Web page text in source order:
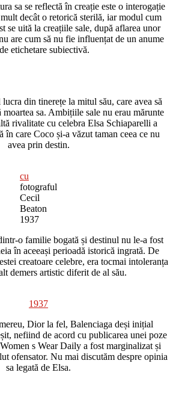
sa se reflectă în creație este o interogație
decât o retorică sterilă, iar modul cum
se uită la creațiile sale, după aflarea unor
are cum să nu fie influențat de un anume
etichetare subiectivă.
din tinerețe la mitul său, care avea să
sa. Ambițiile sale nu erau mărunte
rivalitate cu celebra Elsa Schiaparelli a
în care Coco și-a văzut taman ceea ce nu
avea prin destin.
cu
fotograful
Cecil
Beaton
1937
o familie bogată și destinul nu le-a fost
în aceeași perioadă istorică ingrată. De
creatoare celebre, era tocmai intoleranța
demers artistic diferit de al său.
1937
Dior la fel, Balenciaga deși inițial
nefiind de acord cu publicarea unei poze
s Wear Daily a fost marginalizat și
ofensator. Nu mai discutăm despre opinia
sa legată de Elsa.